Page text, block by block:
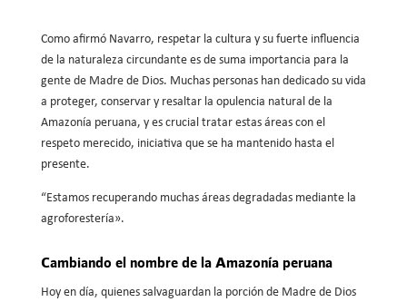
Como afirmó Navarro, respetar la cultura y su fuerte influencia
de la naturaleza circundante es de suma importancia para la
gente de Madre de Dios. Muchas personas han dedicado su vida
a proteger, conservar y resaltar la opulencia natural de la
Amazonía peruana, y es crucial tratar estas áreas con el
respeto merecido, iniciativa que se ha mantenido hasta el
presente.
“Estamos recuperando muchas áreas degradadas mediante la
agroforestería».
Cambiando el nombre de la Amazonía peruana
Hoy en día, quienes salvaguardan la porción de Madre de Dios